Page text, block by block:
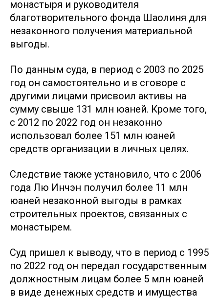
монастыря и руководителя
благотворительного фонда Шаолиня для
незаконного получения материальной
выгоды.
По данным суда, в период с 2003 по 2025
год он самостоятельно и в сговоре с
другими лицами присвоил активы на
сумму свыше 131 млн юаней. Кроме того,
с 2012 по 2022 год он незаконно
использовал более 151 млн юаней
средств организации в личных целях.
Следствие также установило, что с 2006
года Лю Инчэн получил более 11 млн
юаней незаконной выгоды в рамках
строительных проектов, связанных с
монастырем.
Суд пришел к выводу, что в период с 1995
по 2022 год он передал государственным
должностным лицам более 5 млн юаней
в виде денежных средств и имущества